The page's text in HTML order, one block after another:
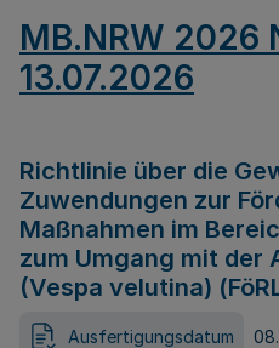
MB.NRW 2026
13.07.2026
Richtlinie über die
Zuwendungen zur
Maßnahmen im
zum Umgang mit der
(Vespa velutina)
Ausfertigungsdatum